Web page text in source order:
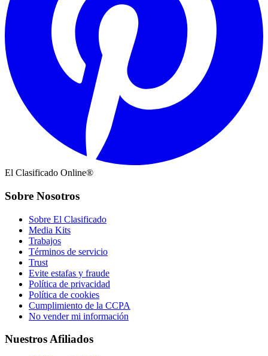
El Clasificado Online®
Sobre Nosotros
Sobre El Clasificado
Media Kits
Trabajos
Términos de servicio
Trust
Evite estafas y fraude
Política de privacidad
Política de cookies
Cumplimiento de la CCPA
No vender mi información
Nuestros Afiliados